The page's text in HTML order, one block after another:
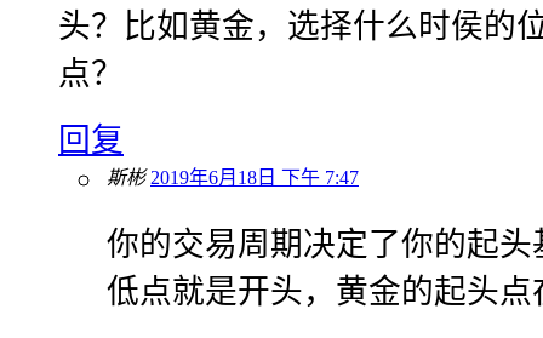
头？比如黄金，选择什么时侯的
点？
回复
斯彬 2019年6月18日 下午 7:47
你的交易周期决定了你的起
低点就是开头，黄金的起头点